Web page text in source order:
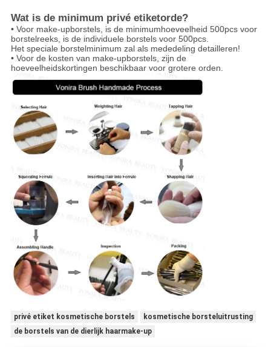
Wat is de minimum privé etiketorde?
• Voor make-upborstels, is de minimumhoeveelheid 500pcs voor
borstelreeks, is de individuele borstels voor 500pcs.
Het speciale borstelminimum zal als mededeling detailleren!
• Voor de kosten van make-upborstels, zijn de
hoeveelheidskortingen beschikbaar voor grotere orden.
privé etiket kosmetische borstels
kosmetische borsteluitrusting
de borstels van de dierlijk haarmake-up